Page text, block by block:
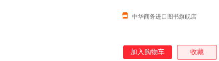
中华商务进口图书旗舰店
加入购物车 收藏